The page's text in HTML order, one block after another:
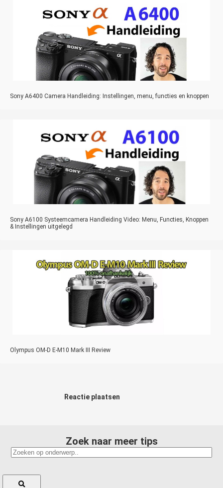
Sony A6400 Camera Handleiding: Instellingen, menu, functies en knoppen
Sony A6100 Systeemcamera Handleiding Video: Menu, Functies, Knoppen
& Instellingen uitgelegd
Olympus OM-D E-M10 Mark III Review
Reactie plaatsen
Zoek naar meer tips